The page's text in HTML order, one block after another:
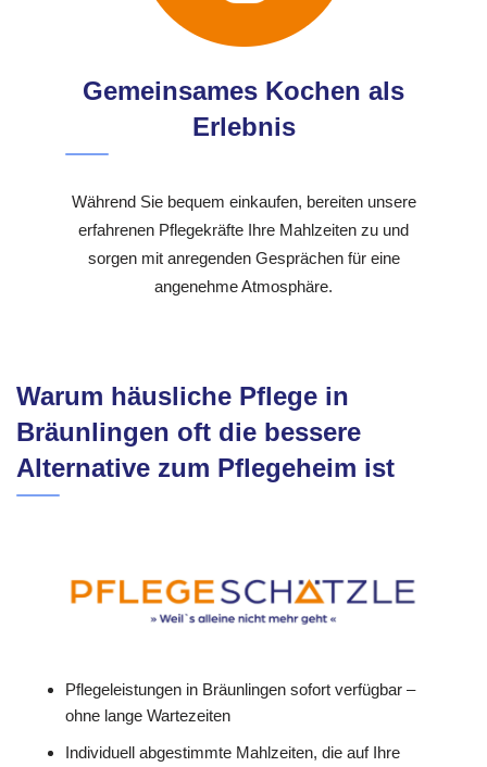
Gemeinsames Kochen als
Erlebnis
Während Sie bequem einkaufen, bereiten unsere
erfahrenen Pflegekräfte Ihre Mahlzeiten zu und
sorgen mit anregenden Gesprächen für eine
angenehme Atmosphäre.
Warum häusliche Pflege in
Bräunlingen oft die bessere
Alternative zum Pflegeheim ist
Pflegeleistungen in Bräunlingen sofort verfügbar –
ohne lange Wartezeiten
Individuell abgestimmte Mahlzeiten, die auf Ihre